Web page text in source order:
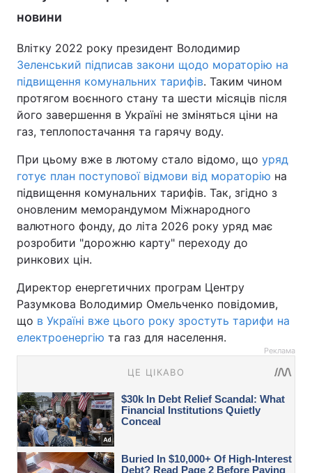
новини
Влітку 2022 року президент Володимир
Зеленський підписав закони щодо мораторію на
підвищення комунальних тарифів. Таким чином
протягом воєнного стану та шести місяців після
його завершення в Україні не зміняться ціни на
газ, теплопостачання та гарячу воду.
При цьому вже в лютому стало відомо, що уряд
готує план поступової відмови від мораторію на
підвищення комунальних тарифів. Так, згідно з
оновленим меморандумом Міжнародного
валютного фонду, до літа 2026 року уряд має
розробити "дорожню карту" переходу до
ринкових цін.
Директор енергетичних програм Центру
Разумкова Володимир Омельченко повідомив,
що в Україні вже цього року зростуть тарифи на
електроенергію та газ для населення.
Реклама